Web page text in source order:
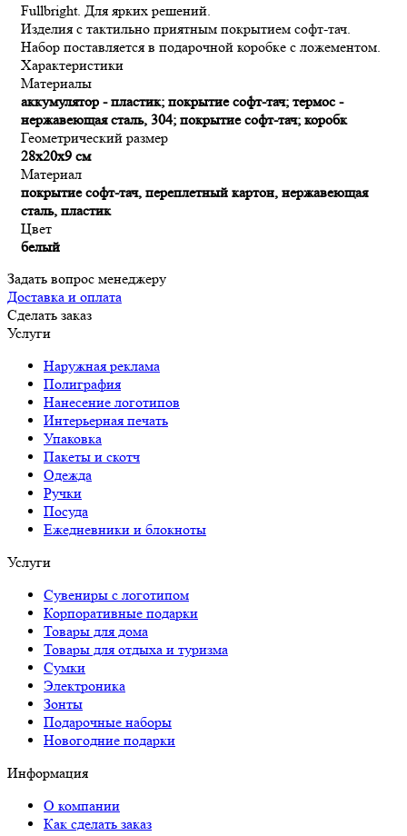
Fullbright. Для ярких решений.
Изделия с тактильно приятным покрытием софт-тач.
Набор поставляется в подарочной коробке с ложементом.
Характеристики
Материалы
аккумулятор - пластик; покрытие софт-тач; термос -
нержавеющая сталь, 304; покрытие софт-тач; коробк
Геометрический размер
28x20x9 см
Материал
покрытие софт-тач, переплетный картон, нержавеющая
сталь, пластик
Цвет
белый
Задать вопрос менеджеру
Доставка и оплата
Сделать заказ
Услуги
Наружная реклама
Полиграфия
Нанесение логотипов
Интерьерная печать
Упаковка
Пакеты и скотч
Одежда
Ручки
Посуда
Ежедневники и блокноты
Услуги
Сувениры с логотипом
Корпоративные подарки
Товары для дома
Товары для отдыха и туризма
Сумки
Электроника
Зонты
Подарочные наборы
Новогодние подарки
Информация
О компании
Как сделать заказ